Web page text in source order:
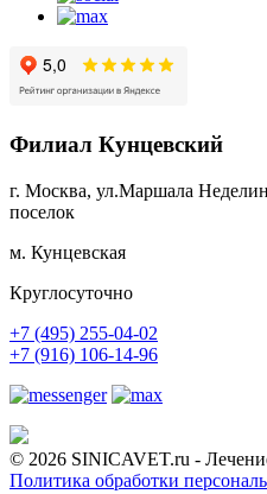
Филиал Кунцевский
г. Москва, ул.Маршала
поселок
м. Кунцевская
Круглосуточно
+7 (495) 255-04-02
+7 (916) 106-14-96
© 2026 SINICAVET.ru -
Политика обработки